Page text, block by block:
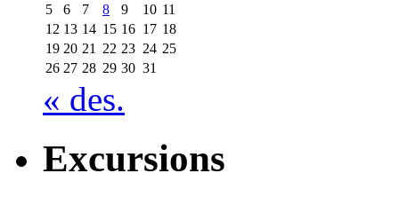
5
6 7 8 9 10 11
12 13 14 15 16 17 18
19 20 21 22 23 24 25
26 27 28 29 30 31
« des.
Excursions